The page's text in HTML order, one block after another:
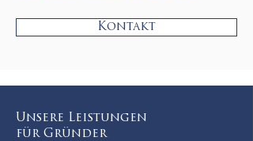
Kontakt
Unsere Leistungen
für Gründer